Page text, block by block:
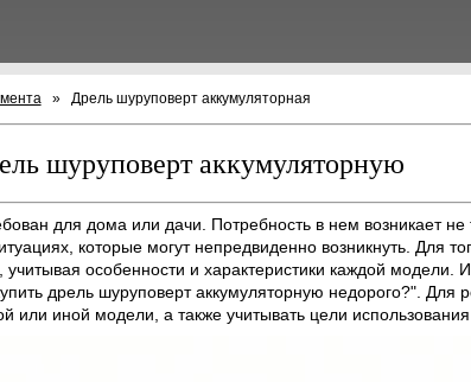
» Дрель шуруповерт аккумуляторная
шуруповерт аккумуляторную
для дома или дачи. Потребность в нем возникает
которые могут непредвиденно возникнуть. Для
учитывая особенности и характеристики каждой
дрель шуруповерт аккумуляторную недорого?".
или иной модели, а также учитывать цели использования